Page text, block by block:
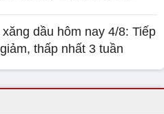
xăng dầu hôm nay 4/8: Tiếp
thấp nhất 3 tuần